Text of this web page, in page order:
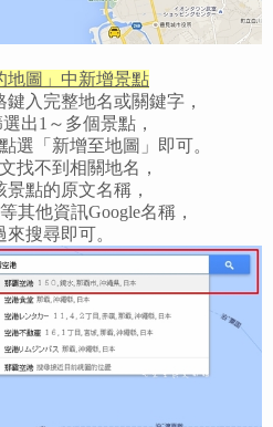
地圖」中新增景點
入完整地名或關鍵字，
出1～多個景點，
選「新增至地圖」即可。
找不到相關地名，
點的原文名稱，
其他資訊Google名稱，
搜尋即可。